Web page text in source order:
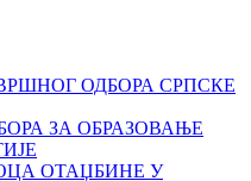
ОДБОРА СРПСКЕ
ЗА ОБРАЗОВАЊЕ
ОТАЏБИНЕ У